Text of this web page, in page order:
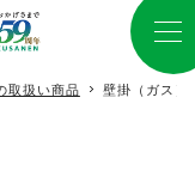
取扱い商品 壁掛（ガス）